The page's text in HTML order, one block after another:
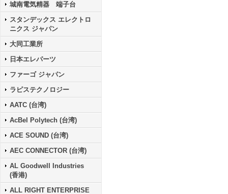
城南電気精器 端子台
スタンデックス エレクトロ
ニクス ジャパン
大同工業所
日本エレパーツ
ファーゴ ジャパン
ラピステクノロジー
AATC (台湾)
AcBel Polytech (台湾)
ACE SOUND (台湾)
AEC CONNECTOR (台湾)
AL Goodwell Industries
(香港)
ALL RIGHT ENTERPRISE